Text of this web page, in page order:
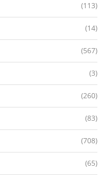
(113)
(14)
(567)
(3)
(260)
(83)
(708)
(65)